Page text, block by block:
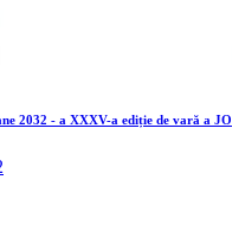
2032 - a XXXV-a ediție de vară a JO